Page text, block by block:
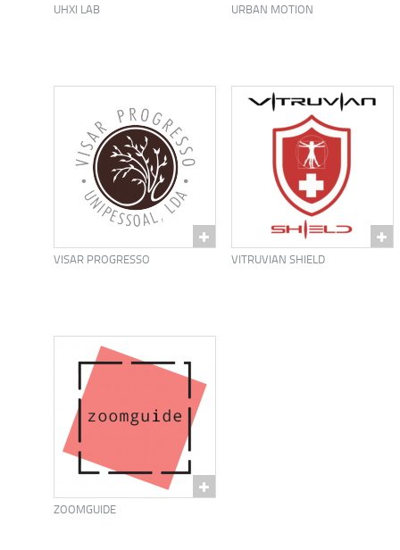
UHXI LAB URBAN MOTION
VISAR PROGRESSO VITRUVIAN SHIELD
ZOOMGUIDE